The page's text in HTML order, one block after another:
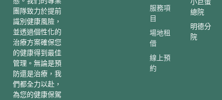
團隊致力於提前
識別健康風險，
並透過個性化的
治療方案確保您
的健康得到最佳
管理。無論是預
防還是治療，我
們都全力以赴，
為您的健康保駕
總院
明德分
院
服務項
目
場地租
借
線上預
約